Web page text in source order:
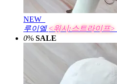
NEW
루이엘 <위시:스트라이프>
0% SALE